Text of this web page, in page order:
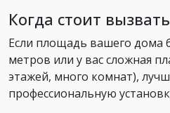
Когда стоит
Если площадь вашего дома
метров или у вас сложная
этажей, много комнат),
профессиональную